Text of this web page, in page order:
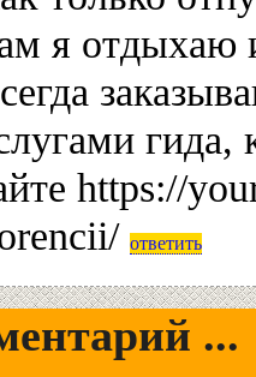
я отдыхаю
гида,
https://
ответить
...